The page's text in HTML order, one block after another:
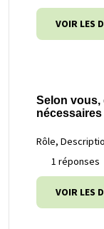
VOIR LES
Selon vous,
Rôle,
1 réponses
VOIR LES